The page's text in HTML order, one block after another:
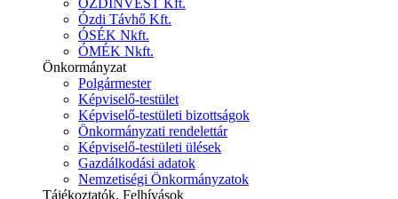
ÓZDINVEST Kft.
Ózdi Távhő Kft.
ÓSÉK Nkft.
ÓMÉK Nkft.
Önkormányzat
Polgármester
Képviselő-testület
Képviselő-testületi bizottságok
Önkormányzati rendelettár
Képviselő-testületi ülések
Gazdálkodási adatok
Nemzetiségi Önkormányzatok
Tájékoztatók, Felhívások